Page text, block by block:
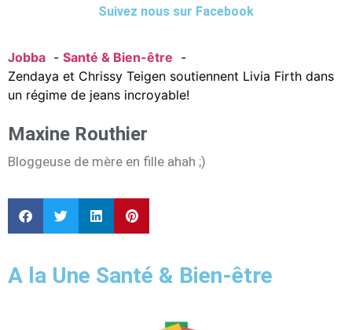
Suivez nous sur Facebook
Jobba
Santé & Bien-être
Zendaya et Chrissy Teigen soutiennent Livia Firth dans
un régime de jeans incroyable!
Maxine Routhier
Bloggeuse de mère en fille ahah ;)
A la Une Santé & Bien-être